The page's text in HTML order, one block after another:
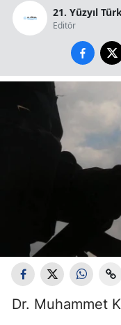
21. Yüzyıl
Editör
Dr. Muhammet